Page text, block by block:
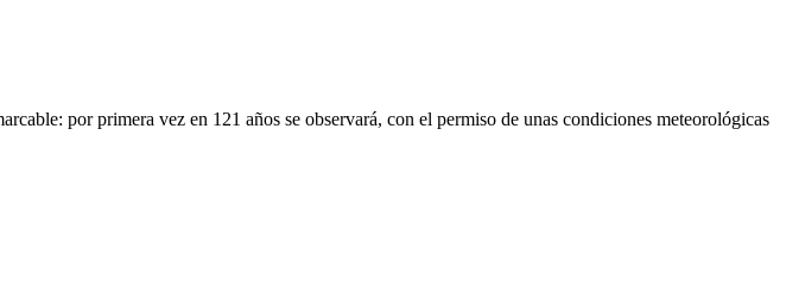
por primera vez en 121 años se observará, con el permiso de unas condiciones meteorológicas